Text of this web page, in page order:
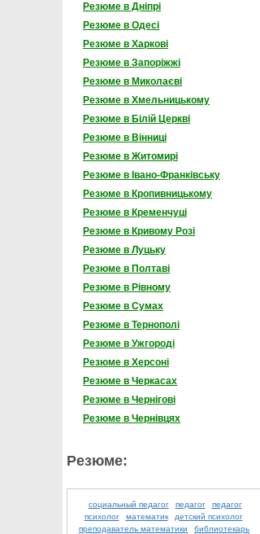
Резюме в Дніпрі
Резюме в Одесі
Резюме в Харкові
Резюме в Запоріжжі
Резюме в Миколаєві
Резюме в Хмельницькому
Резюме в Білій Церкві
Резюме в Вінниці
Резюме в Житомирі
Резюме в Івано-Франківську
Резюме в Кропивницькому
Резюме в Кременчуці
Резюме в Кривому Розі
Резюме в Луцьку
Резюме в Полтаві
Резюме в Рівному
Резюме в Сумах
Резюме в Тернополі
Резюме в Ужгороді
Резюме в Херсоні
Резюме в Черкасах
Резюме в Чернігові
Резюме в Чернівцях
Резюме:
социальный педагог педагог
педагог
психолог
математик
детский психолог
преподаватель математики
библиотекарь